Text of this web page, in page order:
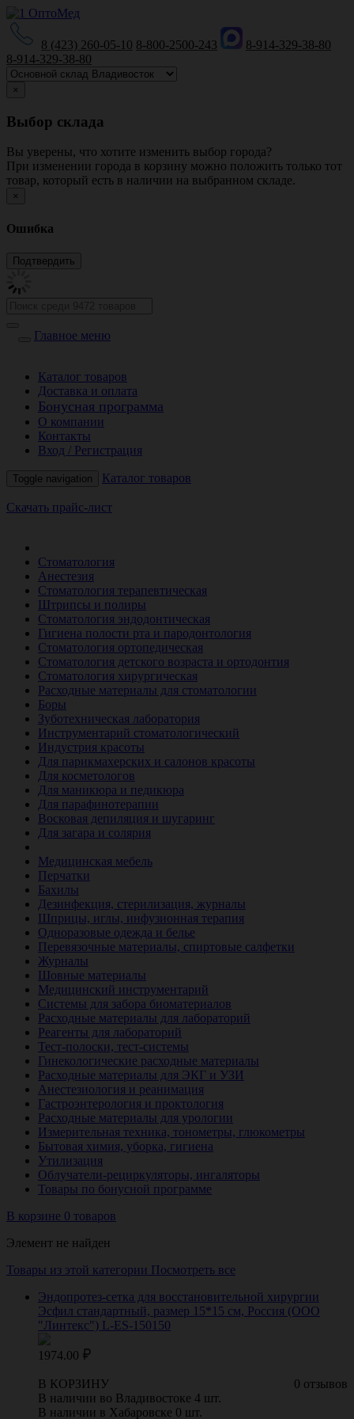
8 (423) 260-05-10 8-800-2500-243
8-914-329-38-80
8-914-329-38-80
×
Выбор склада
Вы уверены, что хотите изменить выбор города?
При изменении города в корзину можно положить только тот
товар, который есть в наличии на выбранном складе.
×
Ошибка
Главное меню
Каталог товаров
Доставка и оплата
Бонусная программа
О компании
Контакты
Вход / Регистрация
Toggle navigation Каталог товаров
Скачать прайс-лист
Стоматология
Анестезия
Стоматология терапевтическая
Штрипсы и полиры
Стоматология эндодонтическая
Гигиена полости рта и пародонтология
Стоматология ортопедическая
Стоматология детского возраста и ортодонтия
Стоматология хирургическая
Расходные материалы для стоматологии
Боры
Зуботехническая лаборатория
Инструментарий стоматологический
Индустрия красоты
Для парикмахерских и салонов красоты
Для косметологов
Для маникюра и педикюра
Для парафинотерапии
Восковая депиляция и шугаринг
Для загара и солярия
Медицинская мебель
Перчатки
Бахилы
Дезинфекция, стерилизация, журналы
Шприцы, иглы, инфузионная терапия
Одноразовые одежда и белье
Перевязочные материалы, спиртовые салфетки
Журналы
Шовные материалы
Медицинский инструментарий
Системы для забора биоматериалов
Расходные материалы для лабораторий
Реагенты для лабораторий
Тест-полоски, тест-системы
Гинекологические расходные материалы
Расходные материалы для ЭКГ и УЗИ
Анестезиология и реанимация
Гастроэнтерология и проктология
Расходные материалы для урологии
Измерительная техника, тонометры, глюкометры
Бытовая химия, уборка, гигиена
Утилизация
Облучатели-рециркуляторы, ингаляторы
Товары по бонусной программе
В корзине 0 товаров
Элемент не найден
Товары из этой категории Посмотреть все
Эндопротез-сетка для восстановительной хирургии
Эсфил стандартный, размер 15*15 см, Россия (ООО
"Линтекс") L-ES-150150
1974.00
0 отзывов
В КОРЗИНУ
В наличии во Владивостоке 4 шт.
В наличии в Хабаровске 0 шт.